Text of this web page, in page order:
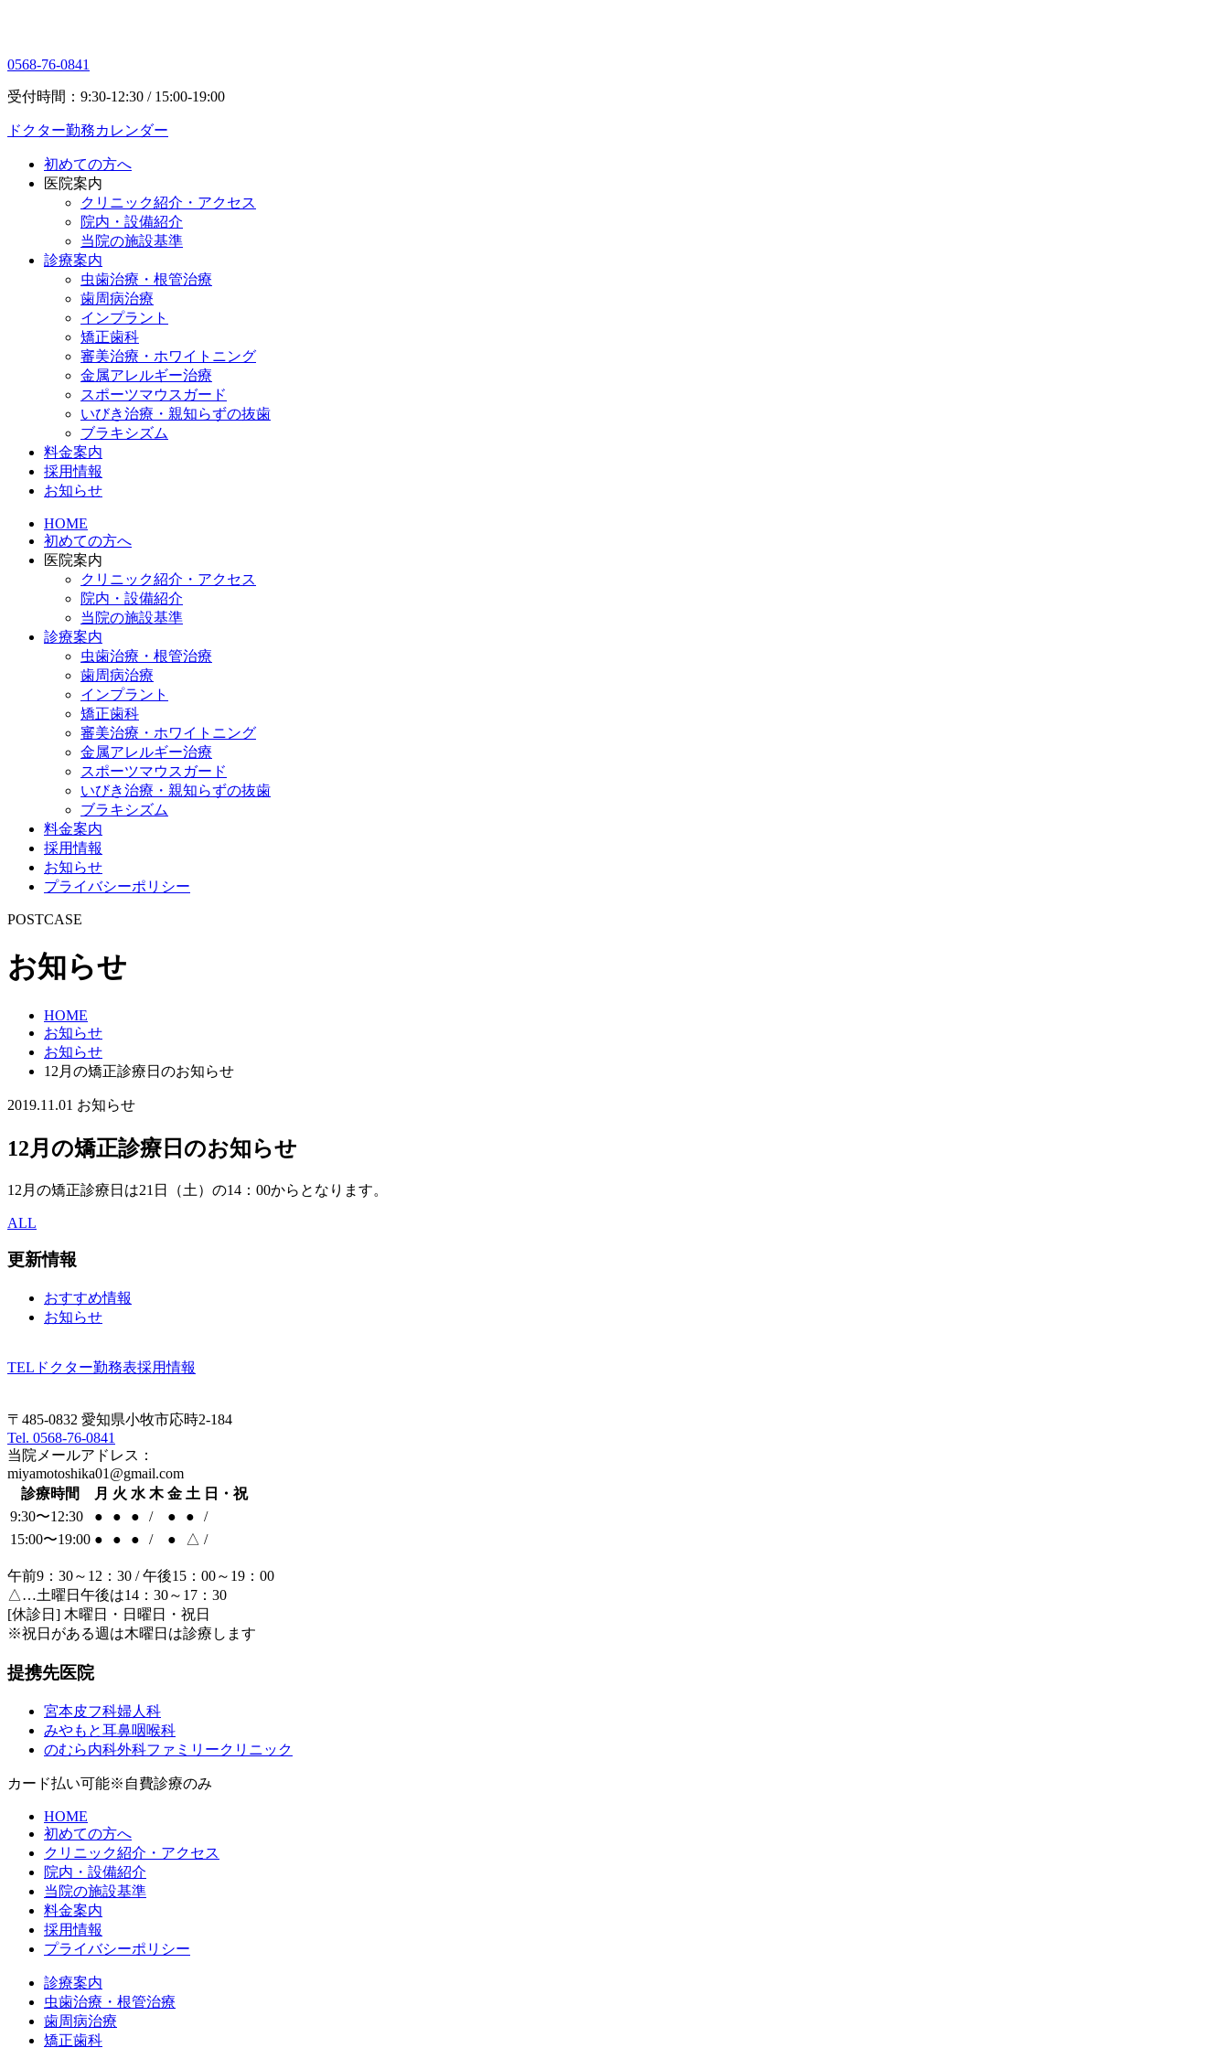
0568-76-0841
受付時間：9:30-12:30 / 15:00-19:00
ドクター勤務カレンダー
初めての方へ
医院案内
クリニック紹介・アクセス
院内・設備紹介
当院の施設基準
診療案内
虫歯治療・根管治療
歯周病治療
インプラント
矯正歯科
審美治療・ホワイトニング
金属アレルギー治療
スポーツマウスガード
いびき治療・親知らずの抜歯
ブラキシズム
料金案内
採用情報
お知らせ
HOME
初めての方へ
医院案内
クリニック紹介・アクセス
院内・設備紹介
当院の施設基準
診療案内
虫歯治療・根管治療
歯周病治療
インプラント
矯正歯科
審美治療・ホワイトニング
金属アレルギー治療
スポーツマウスガード
いびき治療・親知らずの抜歯
ブラキシズム
料金案内
採用情報
お知らせ
プライバシーポリシー
POSTCASE
お知らせ
HOME
お知らせ
お知らせ
12月の矯正診療日のお知らせ
2019.11.01 お知らせ
12月の矯正診療日のお知らせ
12月の矯正診療日は21日（土）の14：00からとなります。
ALL
更新情報
おすすめ情報
お知らせ
TEL ドクター勤務表採用情報
〒485-0832 愛知県小牧市応時2-184
Tel. 0568-76-0841
当院メールアドレス：
miyamotoshika01@gmail.com
診療時間
月 火 水 木 金 土 日・祝
9:30〜12:30
● ● ● / ● ●
/
15:00〜19:00 ● ● ● / ● △ /
午前9：30～12：30 / 午後15：00～19：00
△…土曜日午後は14：30～17：30
[休診日] 木曜日・日曜日・祝日
※祝日がある週は木曜日は診療します
提携先医院
宮本皮フ科婦人科
みやもと耳鼻咽喉科
のむら内科外科ファミリークリニック
カード払い可能※自費診療のみ
HOME
初めての方へ
クリニック紹介・アクセス
院内・設備紹介
当院の施設基準
料金案内
採用情報
プライバシーポリシー
診療案内
虫歯治療・根管治療
歯周病治療
矯正歯科